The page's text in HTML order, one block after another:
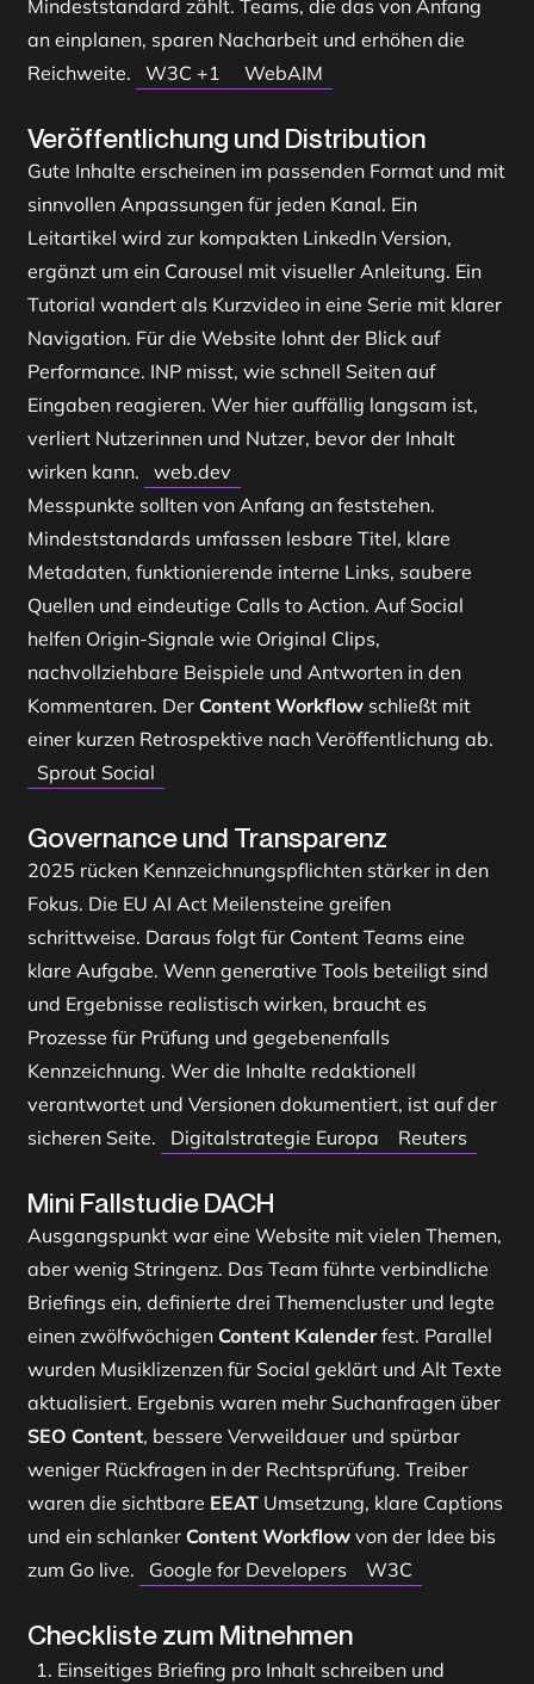
Mindeststandard zählt. Teams, die das von Anfang
an einplanen, sparen Nacharbeit und erhöhen die
Reichweite.
W3C +1 WebAIM
Veröffentlichung und Distribution
Gute Inhalte erscheinen im passenden Format und mit
sinnvollen Anpassungen für jeden Kanal. Ein
Leitartikel wird zur kompakten LinkedIn Version,
ergänzt um ein Carousel mit visueller Anleitung. Ein
Tutorial wandert als Kurzvideo in eine Serie mit klarer
Navigation. Für die Website lohnt der Blick auf
Performance. INP misst, wie schnell Seiten auf
Eingaben reagieren. Wer hier auffällig langsam ist,
verliert Nutzerinnen und Nutzer, bevor der Inhalt
wirken kann.
web.dev
Messpunkte sollten von Anfang an feststehen.
Mindeststandards umfassen lesbare Titel, klare
Metadaten, funktionierende interne Links, saubere
Quellen und eindeutige Calls to Action. Auf Social
helfen Origin-Signale wie Original Clips,
nachvollziehbare Beispiele und Antworten in den
Kommentaren. Der Content Workflowschließt mit
einer kurzen Retrospektive nach Veröffentlichung ab.
Sprout Social
Governance und Transparenz
2025 rücken Kennzeichnungspflichten stärker in den
Fokus. Die EU AI Act Meilensteine greifen
schrittweise. Daraus folgt für Content Teams eine
klare Aufgabe. Wenn generative Tools beteiligt sind
und Ergebnisse realistisch wirken, braucht es
Prozesse für Prüfung und gegebenenfalls
Kennzeichnung. Wer die Inhalte redaktionell
verantwortet und Versionen dokumentiert, ist auf der
sicheren Seite.
Digitalstrategie Europa Reuters
Mini Fallstudie DACH
Ausgangspunkt war eine Website mit vielen Themen,
aber wenig Stringenz. Das Team führte verbindliche
Briefings ein, definierte drei Themencluster und legte
einen zwölfwöchigen Content Kalenderfest. Parallel
wurden Musiklizenzen für Social geklärt und Alt Texte
aktualisiert. Ergebnis waren mehr Suchanfragen über
SEO Content, bessere Verweildauer und spürbar
weniger Rückfragen in der Rechtsprüfung. Treiber
waren die sichtbare EEATUmsetzung, klare Captions
und ein schlanker Content Workflowvon der Idee bis
zum Go live.
Google for Developers W3C
Checkliste zum Mitnehmen
Einseitiges Briefing pro Inhalt schreiben und